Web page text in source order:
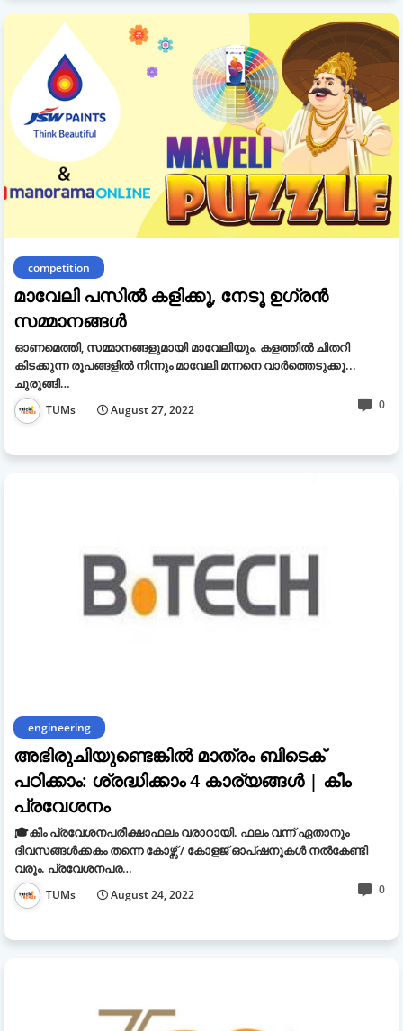
competition
മാവേലി പസിൽ കളിക്കൂ, നേടൂ ഉഗ്രൻ
സമ്മാനങ്ങൾ
ഓണമെത്തി, സമ്മാനങ്ങളുമായി മാവേലിയും. കളത്തിൽ ചിതറി
കിടക്കുന്ന രൂപങ്ങളിൽ നിന്നും മാവേലി മന്നനെ വാർത്തെടുക്കൂ...
ചുരുങ്ങി…
TUMs August 27, 2022 0
engineering
അഭിരുചിയുണ്ടെങ്കിൽ മാത്രം ബിടെക്
പഠിക്കാം: ശ്രദ്ധിക്കാം 4 കാര്യങ്ങൾ | കീം
പ്രവേശനം
🎓കീം പ്രവേശനപരീക്ഷാഫലം വരാറായി. ഫലം വന്ന് ഏതാനും
ദിവസങ്ങൾക്കകം തന്നെ കോഴ്സ് / കോളജ് ഓപ്‌ഷനുകൾ നൽകേണ്ടി
വരും. പ്രവേശനപര…
TUMs August 24, 2022 0